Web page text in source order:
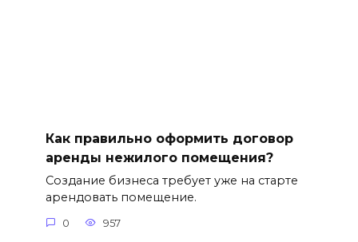
Как правильно оформить договор
аренды нежилого помещения?
Создание бизнеса требует уже на старте
арендовать помещение.
0 957